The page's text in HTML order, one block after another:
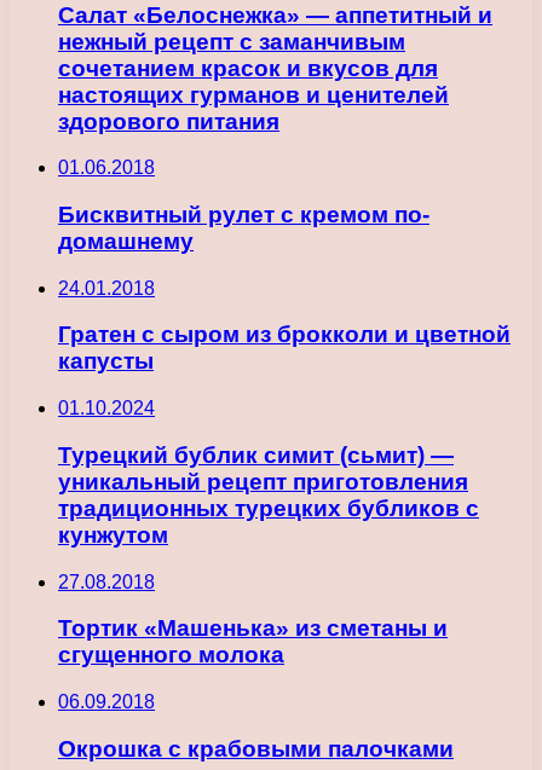
Салат «Белоснежка» — аппетитный и
нежный рецепт с заманчивым
сочетанием красок и вкусов для
настоящих гурманов и ценителей
здорового питания
01.06.2018
Бисквитный рулет с кремом по-
домашнему
24.01.2018
Гратен с сыром из брокколи и цветной
капусты
01.10.2024
Турецкий бублик симит (сьмит) —
уникальный рецепт приготовления
традиционных турецких бубликов с
кунжутом
27.08.2018
Тортик «Машенька» из сметаны и
сгущенного молока
06.09.2018
Окрошка с крабовыми палочками